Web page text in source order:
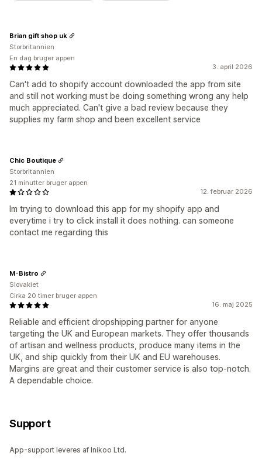
3. april 2026
Can't add to shopify account downloaded the app from site
and still not working must be doing something wrong any help
much appreciated. Can't give a bad review because they
supplies my farm shop and been excellent service
Brian gift shop uk
Storbritannien
En dag bruger appen
12. februar 2026
Im trying to download this app for my shopify app and
everytime i try to click install it does nothing. can someone
contact me regarding this
Chic Boutique
Storbritannien
21 minutter bruger appen
16. maj 2025
Reliable and efficient dropshipping partner for anyone
targeting the UK and European markets. They offer thousands
of artisan and wellness products, produce many items in the
UK, and ship quickly from their UK and EU warehouses.
Margins are great and their customer service is also top-notch.
A dependable choice.
M-Bistro
Slovakiet
Cirka 20 timer bruger appen
Support
App-support leveres af Inikoo Ltd.